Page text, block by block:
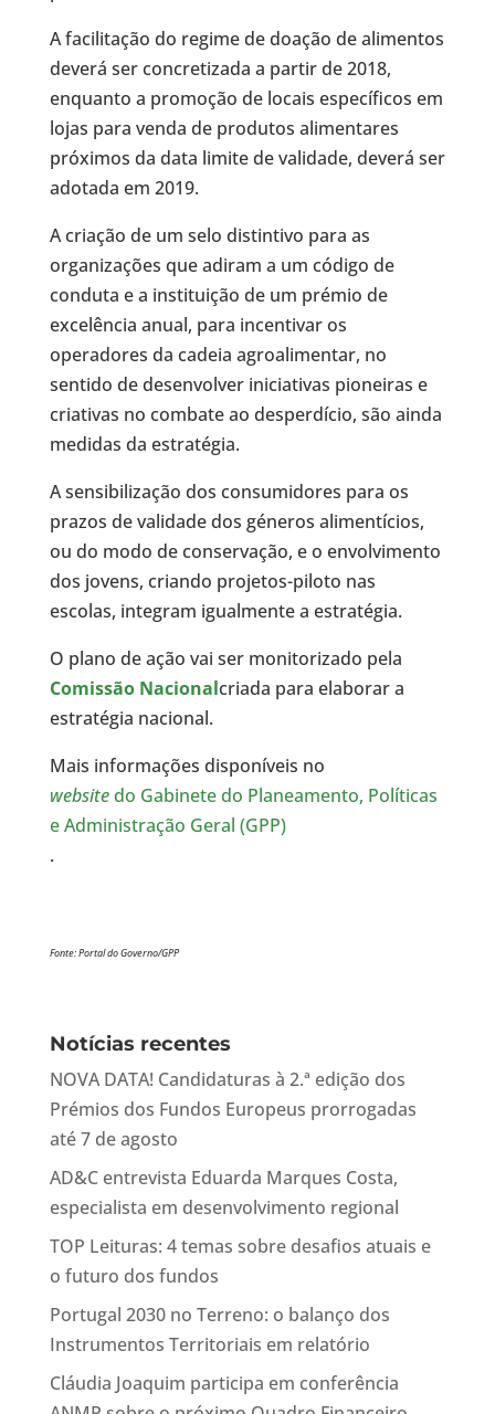
A facilitação do regime de doação de alimentos
deverá ser concretizada a partir de 2018,
enquanto a promoção de locais específicos em
lojas para venda de produtos alimentares
próximos da data limite de validade, deverá ser
adotada em 2019.
A criação de um selo distintivo para as
organizações que adiram a um código de
conduta e a instituição de um prémio de
excelência anual, para incentivar os
operadores da cadeia agroalimentar, no
sentido de desenvolver iniciativas pioneiras e
criativas no combate ao desperdício, são ainda
medidas da estratégia.
A sensibilização dos consumidores para os
prazos de validade dos géneros alimentícios,
ou do modo de conservação, e o envolvimento
dos jovens, criando projetos-piloto nas
escolas, integram igualmente a estratégia.
O plano de ação vai ser monitorizado pela
Comissão Nacionalcriada para elaborar a
estratégia nacional.
Mais informações disponíveis no
websitedo Gabinete do Planeamento, Políticas
e Administração Geral (GPP)
.
Fonte: Portal do Governo/GPP
Notícias recentes
NOVA DATA! Candidaturas à 2.ª edição dos
Prémios dos Fundos Europeus prorrogadas
até 7 de agosto
AD&C entrevista Eduarda Marques Costa,
especialista em desenvolvimento regional
TOP Leituras: 4 temas sobre desafios atuais e
o futuro dos fundos
Portugal 2030 no Terreno: o balanço dos
Instrumentos Territoriais em relatório
Cláudia Joaquim participa em conferência